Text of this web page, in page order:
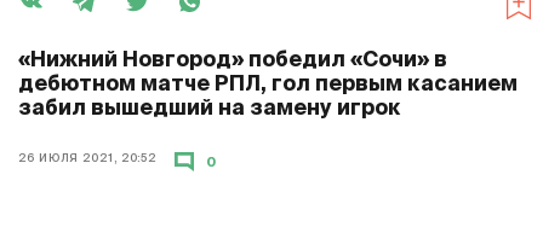
«Нижний Новгород» победил «Сочи» в
дебютном матче РПЛ, гол первым касанием
забил вышедший на замену игрок
26 ИЮЛЯ 2021, 20:52 0